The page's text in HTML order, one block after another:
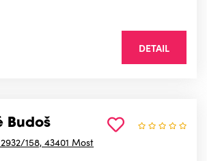
DETAIL
Budoš
158, 43401 Most